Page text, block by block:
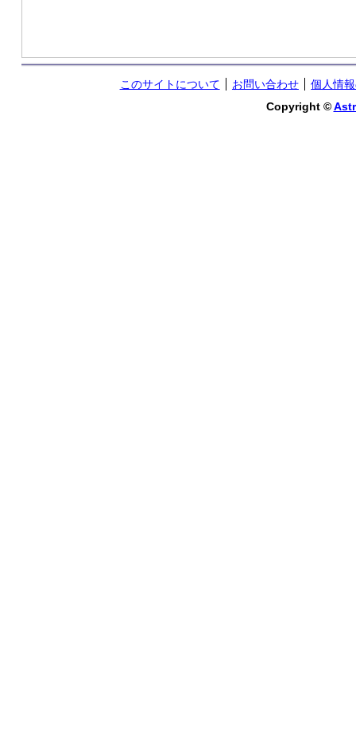
このサイトについて お問い合わせ
個人情
Copyright ©